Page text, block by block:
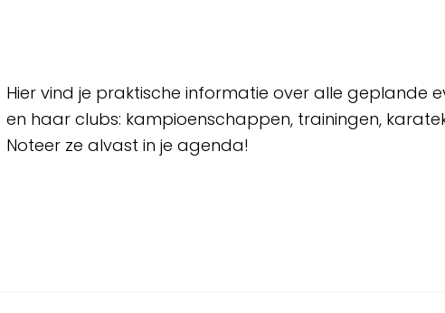
Hier vind je praktische informatie over alle geplande
en haar clubs: kampioenschappen, trainingen,
Noteer ze alvast in je agenda!